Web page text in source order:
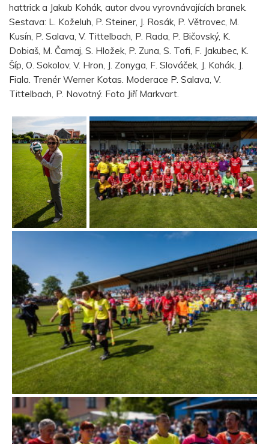
hattrick a Jakub Kohák, autor dvou vyrovnávajících branek.
Sestava: L. Koželuh, P. Steiner, J. Rosák, P. Větrovec, M.
Kusín, P. Salava, V. Tittelbach, P. Rada, P. Bičovský, K.
Dobiaš, M. Čamaj, S. Hložek, P. Zuna, S. Tofi, F. Jakubec, K.
Šíp, O. Sokolov, V. Hron, J. Zonyga, F. Slováček, J. Kohák, J.
Fiala. Trenér Werner Kotas. Moderace P. Salava, V.
Tittelbach, P. Novotný. Foto Jiří Markvart.